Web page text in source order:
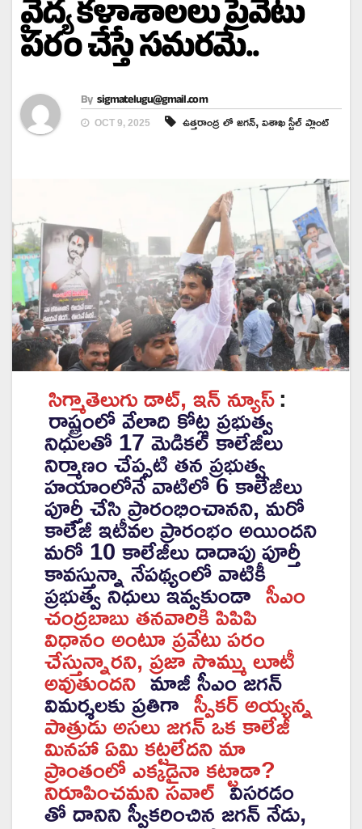
వైద్య కళాశాలలు ప్రెవేటు
పరం చేస్తే సమరమే..
By sigmatelugu@gmail.com
OCT 9, 2025 ఉత్తరాంద్ర లో జగన్,విశాఖ స్టీల్ ప్లాంట్
సిగ్మాతెలుగు డాట్, ఇన్ న్యూస్:
రాష్ట్రంలో వేలాది కోట్ల ప్రభుత్వ
నిధులతో 17 మెడికల్ కాలేజీలు
నిర్మాణం చేప్పటి తన ప్రభుత్వ
హయాంలోనే వాటిలో 6 కాలేజీలు
పూర్తీ చేసి ప్రారంభించానని, మరో
కాలేజీ ఇటీవల ప్రారంభం అయిందని
మరో 10 కాలేజీలు దాదాపు పూర్తీ
కావస్తున్నా నేపథ్యంలో వాటికీ
ప్రభుత్వ నిధులు ఇవ్వకుండాసీఎం
చంద్రబాబు తనవారికి పిపిపి
విధానం అంటూ ప్రవేటు పరం
చేస్తున్నారని, ప్రజా సొమ్ము లూటీ
అవుతుందని మాజీ సీఎం జగన్
విమర్శలకు ప్రతిగాస్పీకర్ అయ్యన్న
పాత్రుడు అసలు జగన్ ఒక కాలేజీ
మినహా ఏమి కట్టలేదని మా
ప్రాంతంలో ఎక్కడైనా కట్టాడా?
నిరూపించమని సవాల్విసరడం
తో దానిని స్వీకరించిన జగన్ నేడు,